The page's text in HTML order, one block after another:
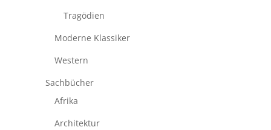
Tragödien
Moderne Klassiker
Western
Sachbücher
Afrika
Architektur